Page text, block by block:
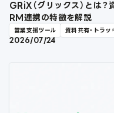
GRiX（グリックス）とは
RM連携の特徴を解説
営業支援ツール 資料共有・トラッ
2026/07/24